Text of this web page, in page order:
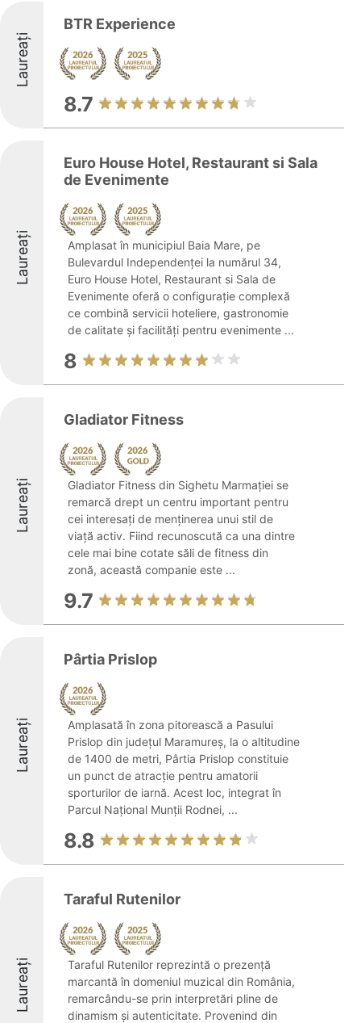
Laureați
BTR Experience
8.7
Laureați
Euro House Hotel, Restaurant si Sala
de Evenimente
Amplasat în municipiul Baia Mare, pe
Bulevardul Independenței la numărul 34,
Euro House Hotel, Restaurant si Sala de
Evenimente oferă o configurație complexă
ce combină servicii hoteliere, gastronomie
de calitate și facilități pentru evenimente ...
8
Laureați
Gladiator Fitness
Gladiator Fitness din Sighetu Marmației se
remarcă drept un centru important pentru
cei interesați de menținerea unui stil de
viață activ. Fiind recunoscută ca una dintre
cele mai bine cotate săli de fitness din
zonă, această companie este ...
9.7
Laureați
Pârtia Prislop
Amplasată în zona pitorească a Pasului
Prislop din județul Maramureș, la o altitudine
de 1400 de metri, Pârtia Prislop constituie
un punct de atracție pentru amatorii
sporturilor de iarnă. Acest loc, integrat în
Parcul Național Munții Rodnei, ...
8.8
Laureați
Taraful Rutenilor
Taraful Rutenilor reprezintă o prezență
marcantă în domeniul muzical din România,
remarcându-se prin interpretări pline de
dinamism și autenticitate. Provenind din